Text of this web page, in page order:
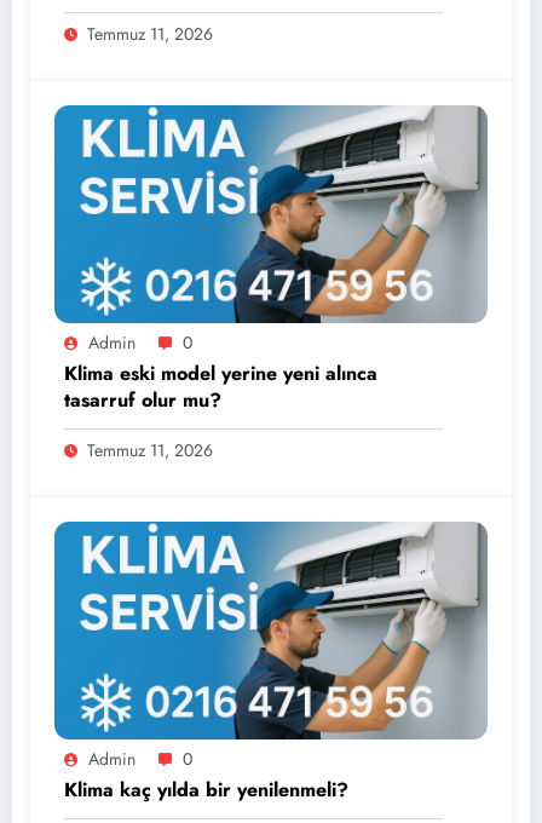
Temmuz 11, 2026
Admin 0
Klima eski model yerine yeni alınca
tasarruf olur mu?
Temmuz 11, 2026
Admin 0
Klima kaç yılda bir yenilenmeli?